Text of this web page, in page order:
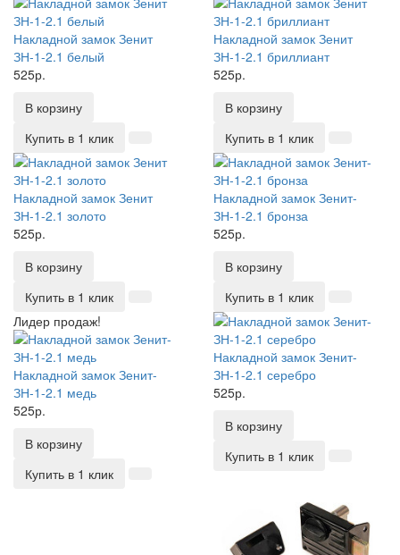
Накладной замок Зенит
ЗН-1-2.1 белый
525р.
В корзину
Купить в 1 клик
Накладной замок Зенит
ЗН-1-2.1 бриллиант
525р.
В корзину
Купить в 1 клик
Накладной замок Зенит
ЗН-1-2.1 золото
525р.
В корзину
Купить в 1 клик
Накладной замок Зенит-
ЗН-1-2.1 бронза
525р.
В корзину
Купить в 1 клик
Лидер продаж!
Накладной замок Зенит-
ЗН-1-2.1 медь
525р.
В корзину
Купить в 1 клик
Накладной замок Зенит-
ЗН-1-2.1 серебро
525р.
В корзину
Купить в 1 клик